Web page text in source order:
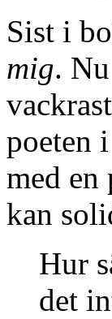
Sist i
mig.
poeten
med en
kan
Hur
det